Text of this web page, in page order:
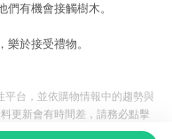
有機會接觸樹木。
於接受禮物。
平台，並依購物情報中的趨勢與
更新會有時間差，請務必點擊
，一切資訊以合作廠商網頁為